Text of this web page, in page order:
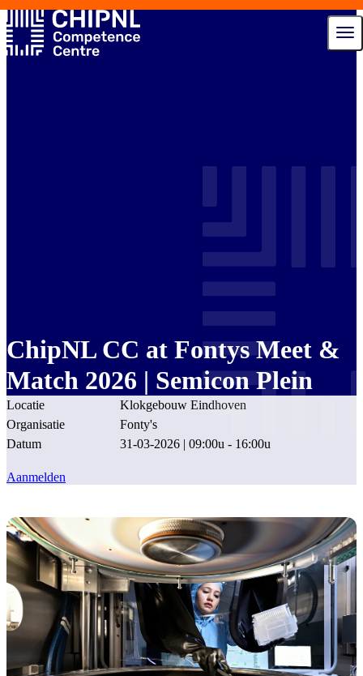
ChipNL CC at Fontys Meet &
Match 2026 | Semicon Plein
Locatie
Klokgebouw Eindhoven
Organisatie
Fonty's
Datum
31-03-2026 | 09:00u - 16:00u
Aanmelden